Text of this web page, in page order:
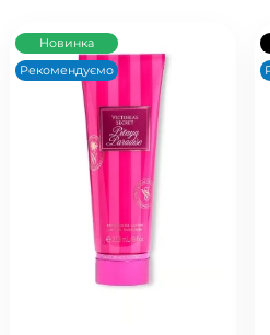
Новинка
Рекомендуємо